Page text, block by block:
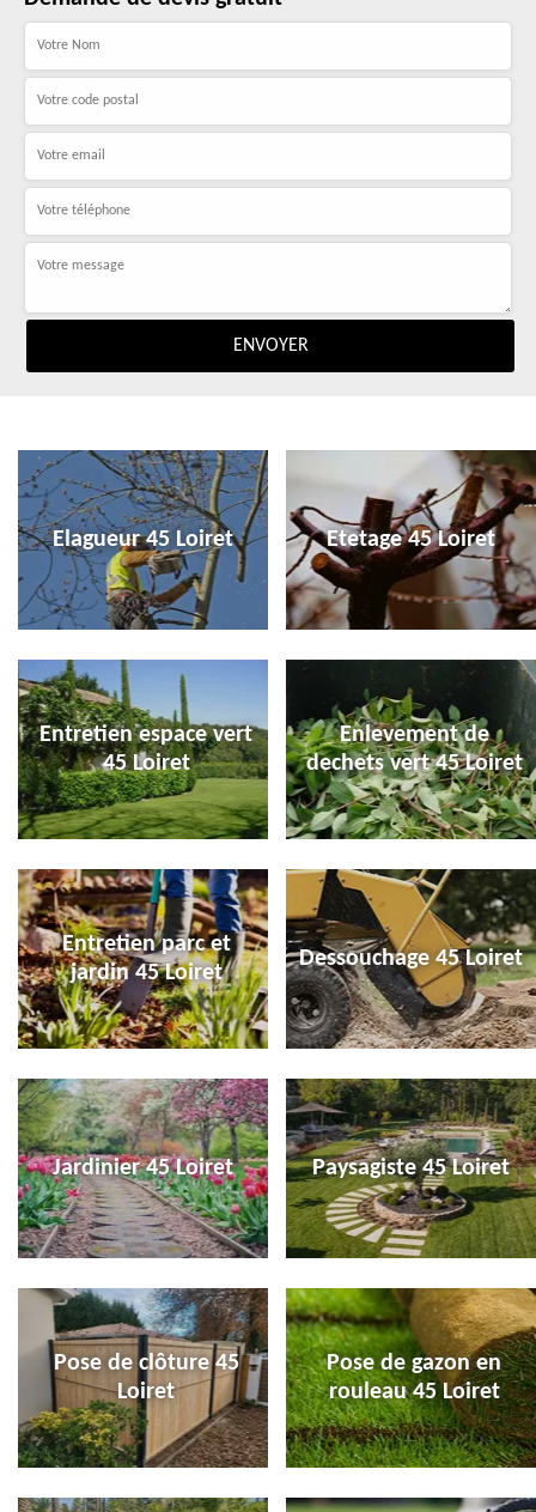
Elagueur 45 Loiret Etetage 45 Loiret
Entretien espace vert
45 Loiret
Enlevement de
dechets vert 45 Loiret
Entretien parc et
jardin 45 Loiret
Dessouchage 45 Loiret
Jardinier 45 Loiret Paysagiste 45 Loiret
Pose de clôture 45
Loiret
Pose de gazon en
rouleau 45 Loiret